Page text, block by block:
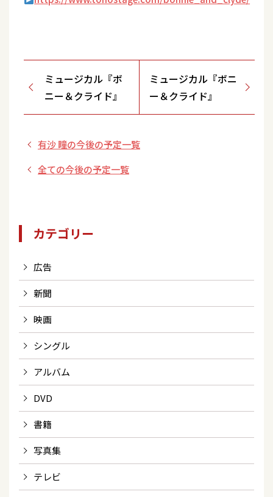
ミュージカル『ボ
ニー＆クライド』
ミュージカル『ボニ
ー＆クライド』
有沙 瞳の今後の予定一覧
全ての今後の予定一覧
カテゴリー
広告
新聞
映画
シングル
アルバム
DVD
書籍
写真集
テレビ